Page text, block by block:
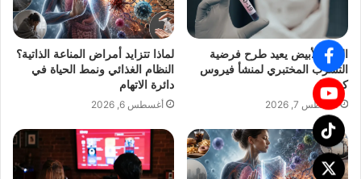
البيت الأبيض يعيد طرح فرضية
التسرب المختبري لمنشأ فيروس
كورونا
أغسطس 7, 2026
لماذا تتزايد أمراض المناعة الذاتية؟
النظام الغذائي ونمط الحياة في
دائرة الاتهام
أغسطس 6, 2026